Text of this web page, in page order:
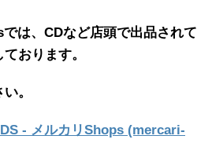
は、CDなど店頭で出品されて
おります。
。
- メルカリShops (mercari-